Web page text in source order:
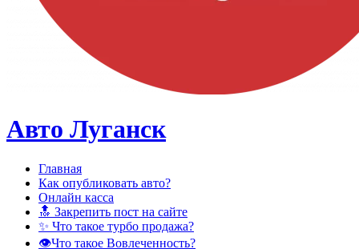
Авто Луганск
Главная
Как опубликовать авто?
Онлайн касса
🔝 Закрепить пост на сайте
✨ Что такое турбо продажа?
👁️Что такое Вовлеченность?